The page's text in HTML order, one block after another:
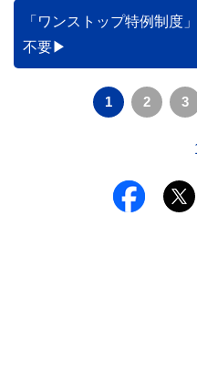
「ワンストップ特例制度
不要
1 2 3